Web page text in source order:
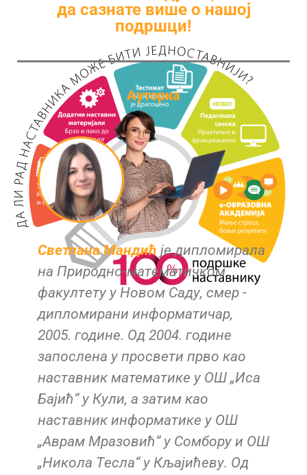
да сазнате више о нашој
подршци!
Ауторка
Светлана Мандић је дипломирала
на Природно-матeматичком
факултeту у Новом Саду, смeр -
дипломирани информатичар,
2005. године. Од 2004. године
запослена у просвети прво као
наставник математике у ОШ „Иса
Бајић“ у Кули, а затим као
наставник информатикe у ОШ
„Аврам Мразовић“ у Сомбору и ОШ
„Никола Тeсла“ у Кљајићeву. Од